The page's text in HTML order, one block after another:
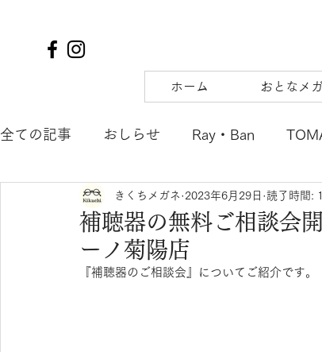
ホーム おとなメ
全ての記事 おしらせ Ray・Ban
TIFFANY&Co. to hers SOLAIZ
SAMURAI SHO mu
補聴器の無料ご相談
ーノ菊陽店
きくちメガネ 2023年6月29日 読了時間:
『補聴器のご相談会』についてご紹介です。